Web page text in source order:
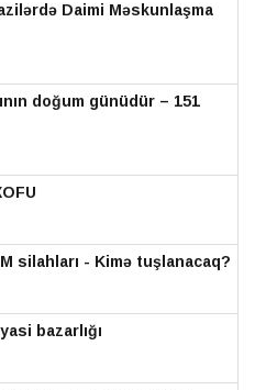
Daimi Məskunlaşma
doğum günüdür – 151
silahları - Kimə tuşlanacaq?
bazarlığı